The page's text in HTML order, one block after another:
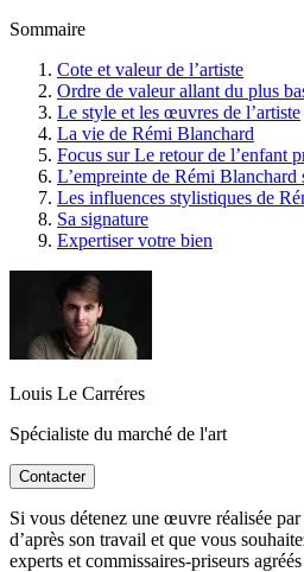
Sommaire
Cote et valeur de l’artiste
Ordre de valeur allant du plus
Le style et les œuvres de l’artiste
La vie de Rémi Blanchard
Focus sur Le retour de l’enfant
L’empreinte de Rémi Blanchard
Les influences stylistiques de
Sa signature
Expertiser votre bien
Louis Le Carréres
Spécialiste du marché de l'art
Contacter
Si vous détenez une œuvre réalisée
d’après son travail et que vous
experts et commissaires-priseurs